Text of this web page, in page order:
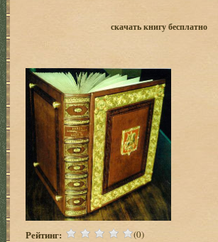
скачать книгу бесплатно
Рейтинг: (0)